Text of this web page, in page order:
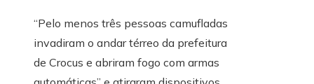
“Pelo menos três pessoas camufladas
invadiram o andar térreo da prefeitura
de Crocus e abriram fogo com armas